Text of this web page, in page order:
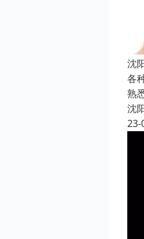
沈
各
熟
沈
23-